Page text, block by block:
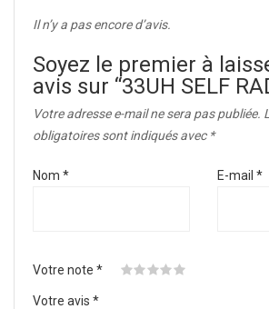
Il n’y a pas encore d’avis.
Soyez le premier à
avis sur “33UH SELF
Votre adresse e-mail ne sera pas publiée.
obligatoires sont indiqués avec *
Nom * E-mail *
Votre note *
Votre avis *